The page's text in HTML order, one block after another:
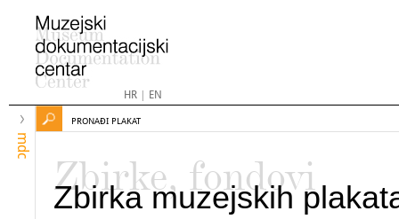
HR| EN
mdc
PRONAĐI PLAKAT
Zbirke, fondovi
Zbirka muzejskih